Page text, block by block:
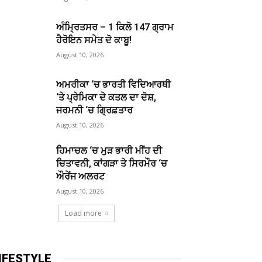
ਅੰਮ੍ਰਿਤਸਰ – 1 ਕਿਲੋ 147 ਗ੍ਰਾਮ
ਹੈਰੋਇਨ ਸਮੇਤ ਦੋ ਕਾਬੂ!
August 10, 2026
ਅਮਰੀਕਾ ‘ਚ ਭਾਰਤੀ ਵਿਦਿਆਰਥੀ
‘ਤੇ ਪ੍ਰੇਮਿਕਾ ਦੇ ਕਤਲ ਦਾ ਦੋਸ਼,
ਜਰਮਨੀ ‘ਚ ਗ੍ਰਿਫ਼ਤਾਰ
August 10, 2026
ਹਿਮਾਚਲ ‘ਚ ਮੁੜ ਭਾਰੀ ਮੀਂਹ ਦੀ
ਚਿਤਾਵਨੀ, ਕਾਂਗੜਾ ਤੇ ਸਿਰਮੌਰ ‘ਚ
ਔਰੇਂਜ ਅਲਰਟ
August 10, 2026
Load more